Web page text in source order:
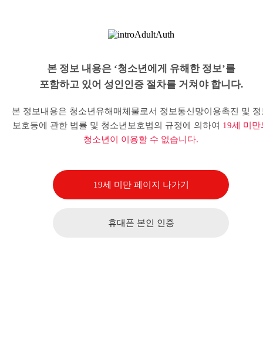
본 정보 내용은 ‘청소년에게 유해한 정보’를
포함하고 있어 성인인증 절차를 거쳐야 합니다.
본 정보내용은 청소년유해매체물로서 정보통신망이용촉진 및 정
보호등에 관한 법률 및 청소년보호법의 규정에 의하여 19세 미만
청소년이 이용할 수 없습니다.
19세 미만 페이지 나가기
휴대폰 본인 인증